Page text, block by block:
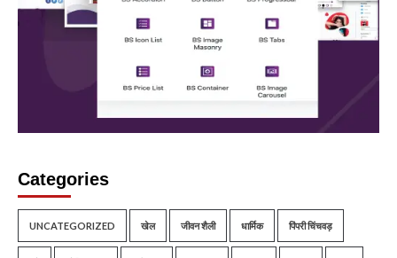
Categories
UNCATEGORIZED खेल जीवन शैली धार्मिक पिंपरी चिंचवड़